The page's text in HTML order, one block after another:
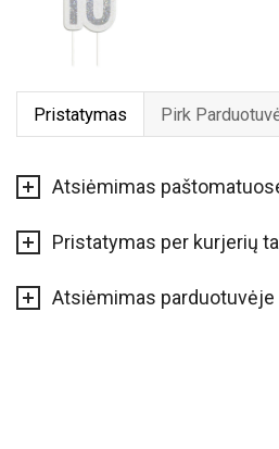
Pristatymas Pirk
Atsiėmimas
Pristatymas per kurjerių
Atsiėmimas parduotuvėje